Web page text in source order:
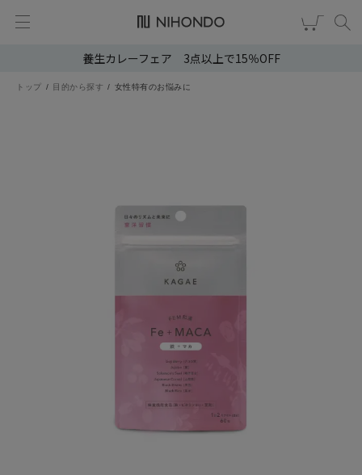
養生カレーフェア 3点以上で15％OFF
トップ 目的から探す 女性特有のお悩みに
新規会員登録 ログイン